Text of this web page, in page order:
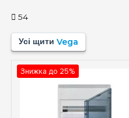
54
Усі щитиVega
Знижка до 25%